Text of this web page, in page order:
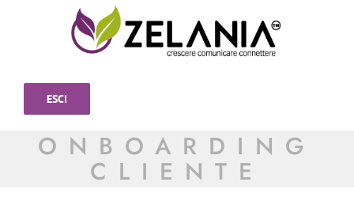
ESCI
ONBOARDING
CLIENTE